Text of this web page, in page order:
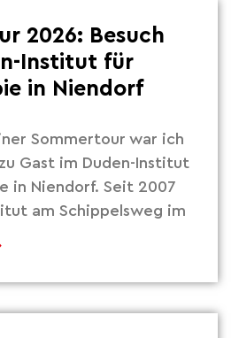
2026: Besuch
Institut für
in Niendorf
Sommertour war ich
Gast im Duden-Institut
in Niendorf. Seit 2007
am Schippelsweg im